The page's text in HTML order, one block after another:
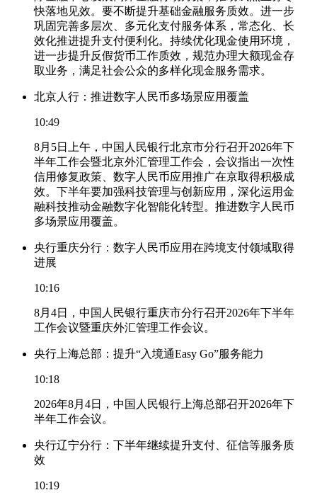
快落地见效。要不断提升基础金融服务质效。进一步
巩固完善多层次、多元化支付服务体系，常态化、长
效化推进提升支付便利化。持续优化现金使用环境，
进一步提升反假货币工作质效，规范办理大额现金存
取业务，满足社会公众的多样化现金服务需求。
北京人行：推进数字人民币多场景应用覆盖
10:49
8月5日上午，中国人民银行北京市分行召开2026年下
半年工作会暨北京外汇管理工作会，会议指出一次性
信用修复政策、数字人民币应用推广在京取得积极成
效。下半年要加强科技管理与创新应用，深化运用金
融科技推动金融数字化智能化转型。推进数字人民币
多场景应用覆盖。
央行重庆分行：数字人民币应用在跨境支付领域取得
进展
10:16
8月4日，中国人民银行重庆市分行召开2026年下半年
工作会议暨重庆外汇管理工作会议。
央行上海总部：提升“入境通Easy Go”服务能力
10:18
2026年8月4日，中国人民银行上海总部召开2026年下
半年工作会议。
央行辽宁分行：下半年继续提升支付、征信等服务质
效
10:19